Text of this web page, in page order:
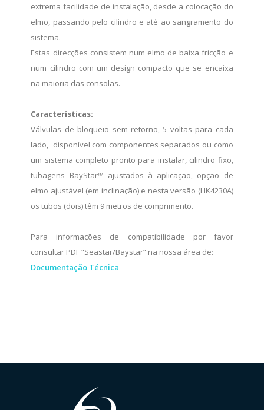
extrema facilidade de instalação, desde a colocação do
elmo, passando pelo cilindro e até ao sangramento do
sistema.
Estas direcções consistem num elmo de baixa fricção e
num cilindro com um design compacto que se encaixa
na maioria das consolas.
Características:
Válvulas de bloqueio sem retorno, 5 voltas para cada
lado, disponível com componentes separados ou como
um sistema completo pronto para instalar, cilindro fixo,
tubagens BayStar™ ajustados à aplicação, opção de
elmo ajustável (em inclinação) e nesta versão (HK4230A)
os tubos (dois) têm 9 metros de comprimento.
Para informações de compatibilidade por favor
consultar PDF “Seastar/Baystar” na nossa área de:
Documentação Técnica